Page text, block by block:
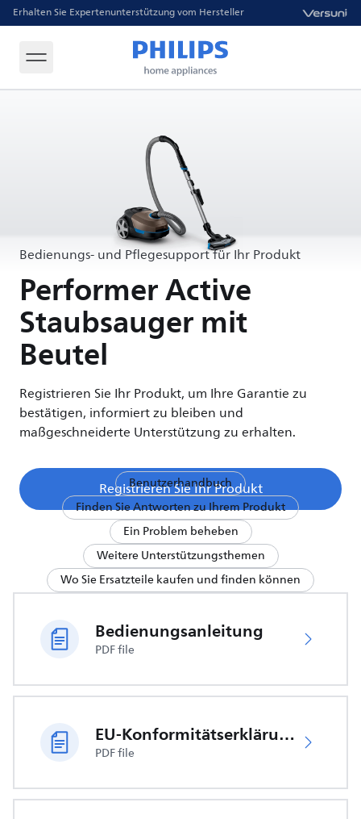
Erhalten Sie Expertenunterstützung vom Hersteller
Bedienungs- und Pflegesupport für Ihr Produkt
Performer Active
Staubsauger mit
Beutel
Registrieren Sie Ihr Produkt, um Ihre Garantie zu
bestätigen, informiert zu bleiben und
maßgeschneiderte Unterstützung zu erhalten.
Registrieren Sie Ihr Produkt
Benutzerhandbuch
Finden Sie Antworten zu Ihrem Produkt
Ein Problem beheben
Weitere Unterstützungsthemen
Wo Sie Ersatzteile kaufen und finden können
Bedienungsanleitung
PDF file
EU-Konformitätserklärung
PDF file